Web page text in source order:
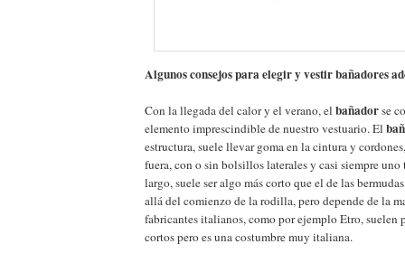
Algunos consejos para elegir y vestir bañadores
Con la llegada del calor y el verano, el bañadorse
elemento imprescindible de nuestro vestuario. El
estructura, suele llevar goma en la cintura y
fuera, con o sin bolsillos laterales y casi siempre uno
largo, suele ser algo más corto que el de las
allá del comienzo de la rodilla, pero depende de la
fabricantes italianos, como por ejemplo Etro, suelen
cortos pero es una costumbre muy italiana.